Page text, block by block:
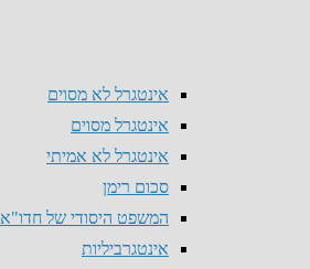
אינטגרל לא מסוים
אינטגרל מסוים
אינטגרל לא אמיתי
סכום רימן
המשפט היסודי של חדו"א
אינטגרביליות